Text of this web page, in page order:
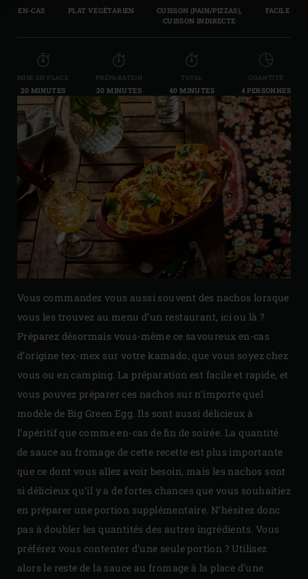
EN-CAS PLAT VÉGÉTARIEN
CUISSON (PAIN/PIZZAS),
CUISSON INDIRECTE
FACILE
MISE EN PLACE
20 MINUTES
PRÉPARATION
20 MINUTES
TOTAL
40 MINUTES
QUANTITÉ
4 PERSONNES
Vous commandez vous aussi souvent des nachos lorsque
vous les trouvez au menu d’un restaurant, ici ou là ?
Préparez désormais vous-même ce savoureux en-cas
d’origine tex-mex sur votre kamado, que vous soyez chez
vous ou en camping. La préparation est facile et rapide, et
vous pouvez préparer ces nachos sur n’importe quel
modèle de Big Green Egg. Ils sont aussi délicieux à
l’apéritif que comme en-cas de fin de soirée. La quantité
de sauce au fromage de cette recette est plus importante
que ce dont vous allez avoir besoin, mais les nachos sont
si délicieux qu’il y a de fortes chances que vous souhaitiez
en préparer une portion supplémentaire. N’hésitez donc
pas à doubler les quantités des autres ingrédients. Vous
préférez vous contenter d’une seule portion ? Utilisez
alors le reste de la sauce au fromage à la place d’une